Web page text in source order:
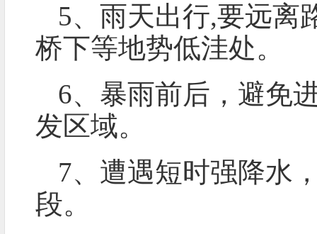
5、雨天出行,要远离
桥下等地势低洼处。
6、暴雨前后，避免
发区域。
7、遭遇短时强降水
段。